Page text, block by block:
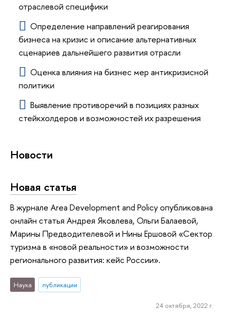
отраслевой специфики
Определение направлений реагирования
бизнеса на кризис и описание альтернативных
сценариев дальнейшего развития отрасли
Оценка влияния на бизнес мер антикризисной
политики
Выявление противоречий в позициях разных
стейкхолдеров и возможностей их разрешения
Новости
Новая статья
В журнале Area Development and Policy опубликована
онлайн статья Андрея Яковлева, Ольги Балаевой,
Марины Предводителевой и Нины Ершовой «Сектор
туризма в «новой реальности» и возможности
регионального развития: кейс России».
Наука публикации
24 октября, 2022 г.